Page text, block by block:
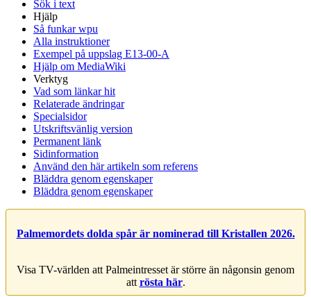
Sök i text
Hjälp
Så funkar wpu
Alla instruktioner
Exempel på uppslag E13-00-A
Hjälp om MediaWiki
Verktyg
Vad som länkar hit
Relaterade ändringar
Specialsidor
Utskriftsvänlig version
Permanent länk
Sidinformation
Använd den här artikeln som referens
Bläddra genom egenskaper
Bläddra genom egenskaper
Palmemordets dolda spår är nominerad till Kristallen 2026.
Visa TV-världen att Palmeintresset är större än någonsin genom
att rösta här.